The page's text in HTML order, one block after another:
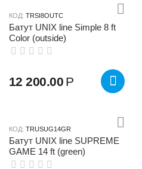
КОД: TRSI8OUTC
Батут UNIX line Simple 8 ft
Color (outside)
12 200.00 Р
КОД: TRUSUG14GR
Батут UNIX line SUPREME
GAME 14 ft (green)